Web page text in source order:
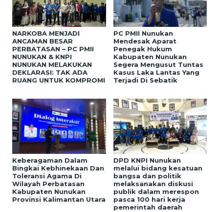
NARKOBA MENJADI
ANCAMAN BESAR
PERBATASAN – PC PMII
NUNUKAN & KNPI
NUNUKAN MELAKUKAN
DEKLARASI: TAK ADA
RUANG UNTUK KOMPROMI
PC PMII Nunukan
Mendesak Aparat
Penegak Hukum
Kabupaten Nunukan
Segera Mengusut Tuntas
Kasus Laka Lantas Yang
Terjadi Di Sebatik
Keberagaman Dalam
Bingkai Kebhinekaan Dan
Toleransi Agama Di
Wilayah Perbatasan
Kabupaten Nunukan
Provinsi Kalimantan Utara
DPD KNPI Nunukan
melalui bidang kesatuan
bangsa dan politik
melaksanakan diskusi
publik dalam merespon
pasca 100 hari kerja
pemerintah daerah